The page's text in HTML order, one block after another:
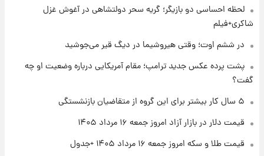
شارژ جدید کالابرگ برای سه دهک؛ جزئیات اعلام
شد
۱ روز پیش
شرایط تازه فروش اقساطی سایپا اعلام شد؛
شاهین، کوییک، اطلس، سهند و ساینا با اقساط
۱ روز پیش
قیمت سکه و طلا فردا
لحظه احساسی دو بازیگر؛ گریه سحر دولتشاهی در آغوش غزل
شاکری+فیلم
در ششم اوت؛ وقتی هیروشیما در دیگ قیر می‌جوشید
پشت پرده عکس جدید ترامپ؛ مقام آمریکایی درباره وضعیت او چه
گفت؟
۵ سال کار بیشتر برای این گروه از متقاضیان بازنشستگی
قیمت دلار در بازار آزاد امروز جمعه ۱۶ مرداد ۱۴۰۵
قیمت طلا و سکه امروز جمعه ۱۶ مرداد ۱۴۰۵ +جدول